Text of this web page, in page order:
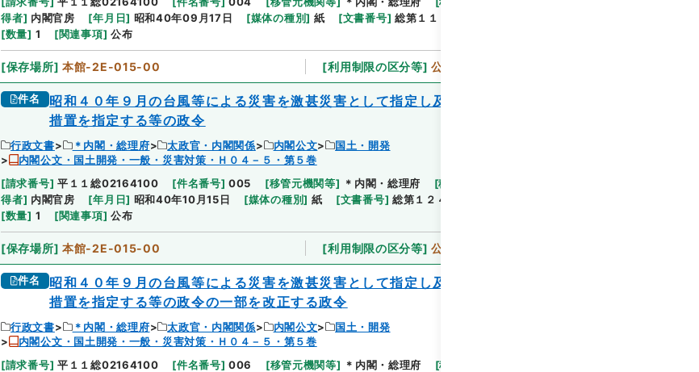
得者] 内閣官房 [年月日] 昭和40年09月17日 [媒体の種別] 紙 [文書番号] 総第１１７号
[数量] 1 [関連事項] 公布
[保存場所] 本館-2E-015-00 [利用制限の区分等] 公開
件名
昭和４０年９月の台風等による災害を激甚災害として指定し及びこれに対し適用すべき
措置を指定する等の政令
行政文書 ＊内閣・総理府 太政官・内閣関係 内閣公文
国土・開発
内閣公文・国土開発・一般・災害対策・Ｈ０４－５・第５巻
[請求番号] 平１１総02164100 [件名番号] 005 [移管元機関等] ＊内閣・総理府 [移管等年度
得者] 内閣官房 [年月日] 昭和40年10月15日 [媒体の種別] 紙 [文書番号] 総第１２４号
[数量] 1 [関連事項] 公布
[保存場所] 本館-2E-015-00 [利用制限の区分等] 公開
件名
昭和４０年９月の台風等による災害を激甚災害として指定し及びこれに対し適用すべき
措置を指定する等の政令の一部を改正する政令
行政文書 ＊内閣・総理府 太政官・内閣関係 内閣公文
国土・開発
内閣公文・国土開発・一般・災害対策・Ｈ０４－５・第５巻
[請求番号] 平１１総02164100 [件名番号] 006 [移管元機関等] ＊内閣・総理府 [移管等年度